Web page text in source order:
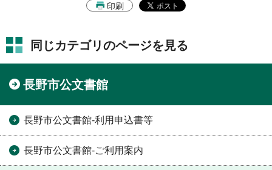
印刷
同じカテゴリのページを見る
長野市公文書館
長野市公文書館-利用申込書等
長野市公文書館-ご利用案内